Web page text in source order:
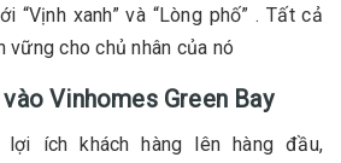
“Vịnh xanh” và “Lòng phố” . Tất cả
cho chủ nhân của nó
Vinhomes Green Bay
ích khách hàng lên hàng đầu,